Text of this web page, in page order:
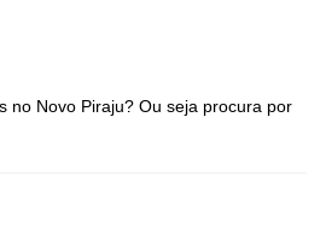
no Novo Piraju? Ou seja procura por